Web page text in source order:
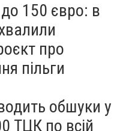
150 євро: в
про
пільги
обшуки у
ТЦК по всій